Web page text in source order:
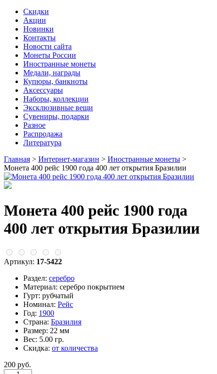
Скидки
Акции
Новинки
Контакты
Новости сайта
Монеты России
Иностранные монеты
Медали, награды
Купюры, банкноты
Аксессуары
Наборы, коллекции
Эксклюзивные вещи
Сувениры, подарки
Разное
Распродажа
Литература
Главная > Интернет-магазин > Иностранные монеты >
Монета 400 рейс 1900 года 400 лет открытия Бразилии
Монета 400 рейс 1900 года
400 лет открытия Бразилии
Артикул: 17-5422
Раздел: серебро
Материал: серебро покрытием
Гурт: рубчатый
Номинал: Рейс
Год: 1900
Страна: Бразилия
Размер: 22 мм
Вес: 5.00 гр.
Скидка: от количества
200 руб.